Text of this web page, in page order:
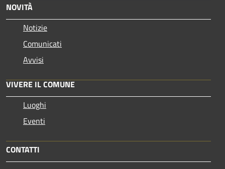
NOVITÀ
Notizie
Comunicati
Avvisi
VIVERE IL COMUNE
Luoghi
Eventi
CONTATTI